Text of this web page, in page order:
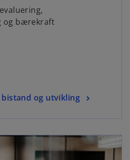
og bærekraft
og utvikling